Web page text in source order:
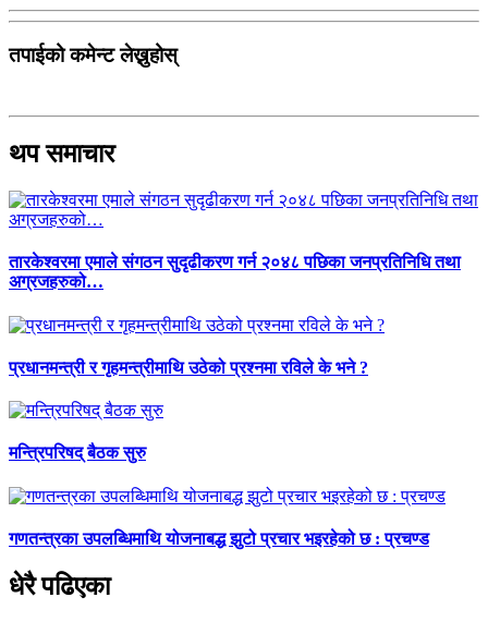
तपाईको कमेन्ट लेख्नुहोस्
थप समाचार
तारकेश्वरमा एमाले संगठन सुदृढीकरण गर्न २०४८ पछिका जनप्रतिनिधि तथा
अग्रजहरुको…
प्रधानमन्त्री र गृहमन्त्रीमाथि उठेको प्रश्नमा रविले के भने ?
मन्त्रिपरिषद् बैठक सुरु
गणतन्त्रका उपलब्धिमाथि योजनाबद्ध झुटो प्रचार भइरहेको छ : प्रचण्ड
धेरै पढिएका